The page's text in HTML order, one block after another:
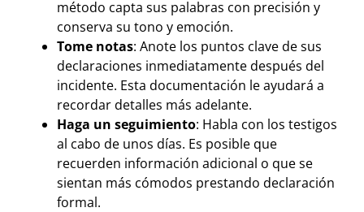
método capta sus palabras con precisión y
conserva su tono y emoción.
Tome notas: Anote los puntos clave de sus
declaraciones inmediatamente después del
incidente. Esta documentación le ayudará a
recordar detalles más adelante.
Haga un seguimiento: Habla con los testigos
al cabo de unos días. Es posible que
recuerden información adicional o que se
sientan más cómodos prestando declaración
formal.